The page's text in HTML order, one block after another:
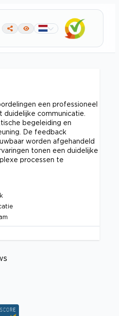
een professioneel
communicatie.
begeleiding en
De feedback
worden afgehandeld
tonen een duidelijke
processen te